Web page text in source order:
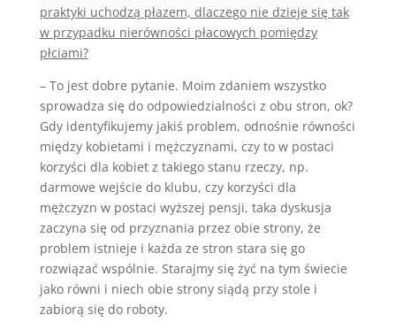
praktyki uchodzą płazem, dlaczego nie dzieje się tak
w przypadku nierówności płacowych pomiędzy
płciami?
– To jest dobre pytanie. Moim zdaniem wszystko
sprowadza się do odpowiedzialności z obu stron, ok?
Gdy identyfikujemy jakiś problem, odnośnie równości
między kobietami i mężczyznami, czy to w postaci
korzyści dla kobiet z takiego stanu rzeczy, np.
darmowe wejście do klubu, czy korzyści dla
mężczyzn w postaci wyższej pensji, taka dyskusja
zaczyna się od przyznania przez obie strony, że
problem istnieje i każda ze stron stara się go
rozwiązać wspólnie. Starajmy się żyć na tym świecie
jako równi i niech obie strony siądą przy stole i
zabiorą się do roboty.